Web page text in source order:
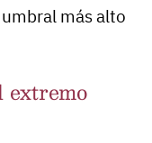
más alto